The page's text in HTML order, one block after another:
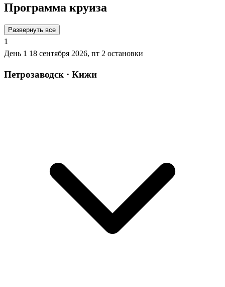
Программа круиза
Развернуть все
1
День 1 18 сентября 2026, пт 2 остановки
Петрозаводск · Кижи